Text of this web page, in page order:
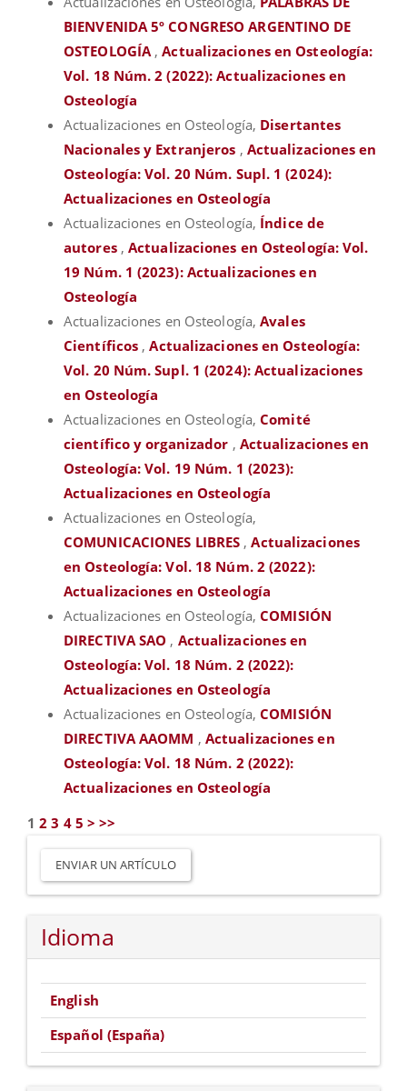
BIENVENIDA 5º CONGRESO ARGENTINO DE
OSTEOLOGÍA ,Actualizaciones en Osteología:
Vol. 18 Núm. 2 (2022): Actualizaciones en
Osteología
Actualizaciones en Osteología, Disertantes
Nacionales y Extranjeros , Actualizaciones en
Osteología: Vol. 20 Núm. Supl. 1 (2024):
Actualizaciones en Osteología
Actualizaciones en Osteología, Índice de
autores ,Actualizaciones en Osteología: Vol.
19 Núm. 1 (2023): Actualizaciones en
Osteología
Actualizaciones en Osteología,Avales
Científicos ,Actualizaciones en Osteología:
Vol. 20 Núm. Supl. 1 (2024): Actualizaciones
en Osteología
Actualizaciones en Osteología,Comité
científico y organizador , Actualizaciones en
Osteología: Vol. 19 Núm. 1 (2023):
Actualizaciones en Osteología
Actualizaciones en Osteología,
COMUNICACIONES LIBRES ,Actualizaciones
en Osteología: Vol. 18 Núm. 2 (2022):
Actualizaciones en Osteología
Actualizaciones en Osteología,COMISIÓN
DIRECTIVA SAO , Actualizaciones en
Osteología: Vol. 18 Núm. 2 (2022):
Actualizaciones en Osteología
Actualizaciones en Osteología,COMISIÓN
DIRECTIVA AAOMM , Actualizaciones en
Osteología: Vol. 18 Núm. 2 (2022):
Actualizaciones en Osteología
1 2 3 4 5 > >>
Enviar
artículo
ENVIAR UN ARTÍCULO
Idioma
English
Español (España)